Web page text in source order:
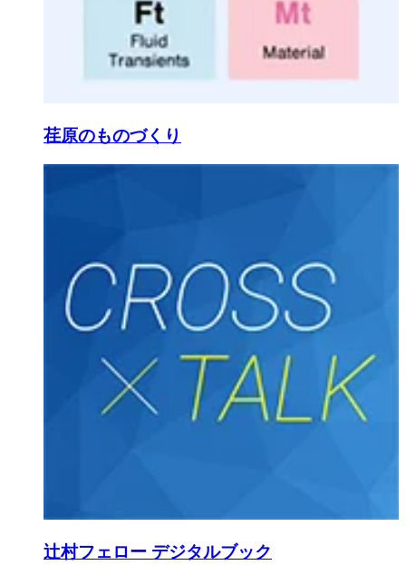
荏原のものづくり
辻村フェロー デジタルブック